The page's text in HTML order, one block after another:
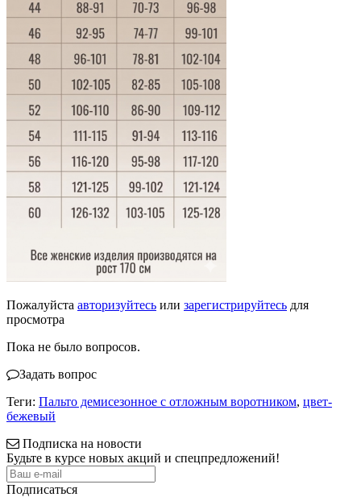
Пожалуйста авторизуйтесь или зарегистрируйтесь для
просмотра
Пока не было вопросов.
Задать вопрос
Теги: Пальто демисезонное с отложным воротником, цвет-
бежевый
Подписка на новости
Будьте в курсе новых акций и спецпредложений!
Подписаться